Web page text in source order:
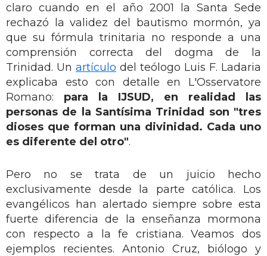
claro cuando en el año 2001 la Santa Sede
rechazó la validez del bautismo mormón, ya
que su fórmula trinitaria no responde a una
comprensión correcta del dogma de la
Trinidad. Un artículo del teólogo Luis F. Ladaria
explicaba esto con detalle en L'Osservatore
Romano: para la IJSUD, en realidad las
personas de la Santísima Trinidad son "tres
dioses que forman una divinidad. Cada uno
es diferente del otro".
Pero no se trata de un juicio hecho
exclusivamente desde la parte católica. Los
evangélicos han alertado siempre sobre esta
fuerte diferencia de la enseñanza mormona
con respecto a la fe cristiana. Veamos dos
ejemplos recientes. Antonio Cruz, biólogo y